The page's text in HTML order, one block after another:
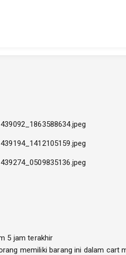
5 jam terakhir
memiliki barang ini dalam cart